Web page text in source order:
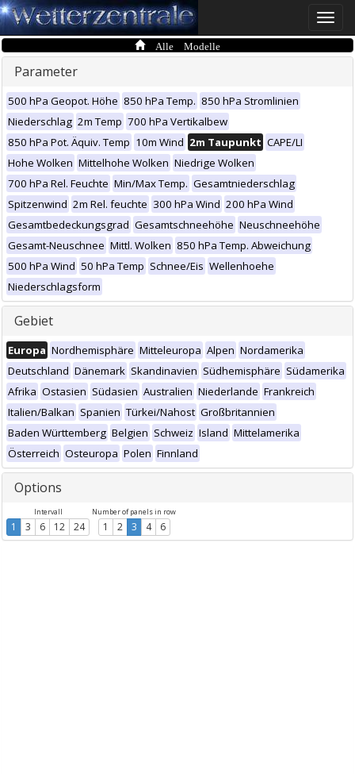
Toggle
Alle Modelle
Parameter
500 hPa Geopot. Höhe 850 hPa Temp. 850 hPa Stromlinien
Niederschlag 2m Temp 700 hPa Vertikalbew
850 hPa Pot. Äquiv. Temp 10m Wind 2m Taupunkt CAPE/LI
Hohe Wolken Mittelhohe Wolken Niedrige Wolken
700 hPa Rel. Feuchte Min/Max Temp. Gesamtniederschlag
Spitzenwind 2m Rel. feuchte 300 hPa Wind 200 hPa Wind
Gesamtbedeckungsgrad Gesamtschneehöhe Neuschneehöhe
Gesamt-Neuschnee Mittl. Wolken 850 hPa Temp. Abweichung
500 hPa Wind 50 hPa Temp Schnee/Eis Wellenhoehe
Niederschlagsform
Gebiet
Europa Nordhemisphäre Mitteleuropa Alpen Nordamerika
Deutschland Dänemark Skandinavien Südhemisphäre Südamerika
Afrika Ostasien Südasien Australien Niederlande Frankreich
Italien/Balkan Spanien Türkei/Nahost Großbritannien
Baden Württemberg Belgien Schweiz Island Mittelamerika
Österreich Osteuropa Polen Finnland
Options
Intervall
1 3 6 12 24
Number of panels in row
1 2 3 4 6